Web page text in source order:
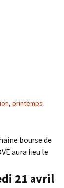
Lundi 19
, printemps
bourse de
aura lieu le
21 avril